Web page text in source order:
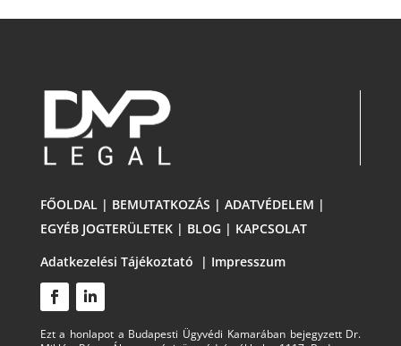
FŐOLDAL| BEMUTATKOZÁS | ADATVÉDELEM |
EGYÉB JOGTERÜLETEK| BLOG | KAPCSOLAT
Adatkezelési Tájékoztató | Impresszum
Ezt a honlapot a Budapesti Ügyvédi Kamarában bejegyzett Dr.